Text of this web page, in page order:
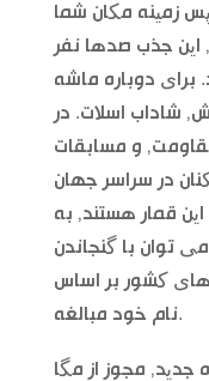
زمینه مکان شما
این جذب صدها نفر
برای دوباره ماشه
شاداب اسلات. در
و مسابقات
در سراسر جهان
قمار هستند, به
توان با گنجاندن
های کشور بر اساس
نام خود مبالغه.
جدید, مجوز از مگا